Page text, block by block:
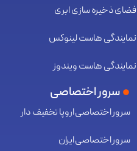
فضای ذخیره سازی ابری
نمایندگی هاست لینوکس
نمایندگی هاست ویندوز
سرور اختصاصی
سرور اختصاصی اروپا تخفیف دار
سرور اختصاصی ایران